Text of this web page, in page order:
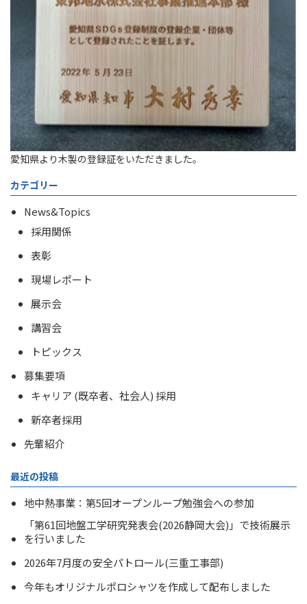
愛知県より木製の登録証をいただきました。
カテゴリー
News&Topics
採用関係
表彰
現場レポート
展示会
講習会
トピックス
募集要項
キャリア (既卒者、社会人) 採用
新卒者採用
先輩紹介
最近の投稿
地中熱事業：第5回オープンループ勉強会への参加
「第61回地盤工学研究発表会(2026静岡大会)」で技術展示
を行いました
2026年7月度の安全パトロール(三重工事部)
今年もオリジナルポロシャツを作成して配布しました